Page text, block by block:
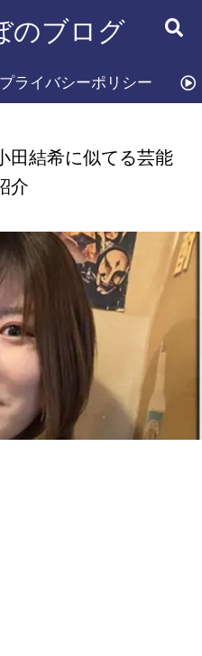
のブログ
プライバシーポリシー お
田結希に似てる芸能
介